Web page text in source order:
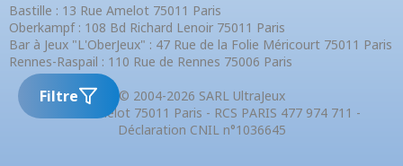
Filtre
Bastille : 13 Rue Amelot 75011 Paris
Oberkampf : 108 Bd Richard Lenoir 75011 Paris
Bar à Jeux "L'OberJeux" : 47 Rue de la Folie Méricourt 75011 Paris
Rennes-Raspail : 110 Rue de Rennes 75006 Paris
© 2004-2026 SARL UltraJeux
13 Rue Amelot 75011 Paris - RCS PARIS 477 974 711 -
Déclaration CNIL n°1036645